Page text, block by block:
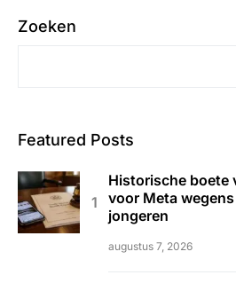
Zoeken
Featured Posts
Historische boete
voor Meta
jongeren
augustus 7, 2026